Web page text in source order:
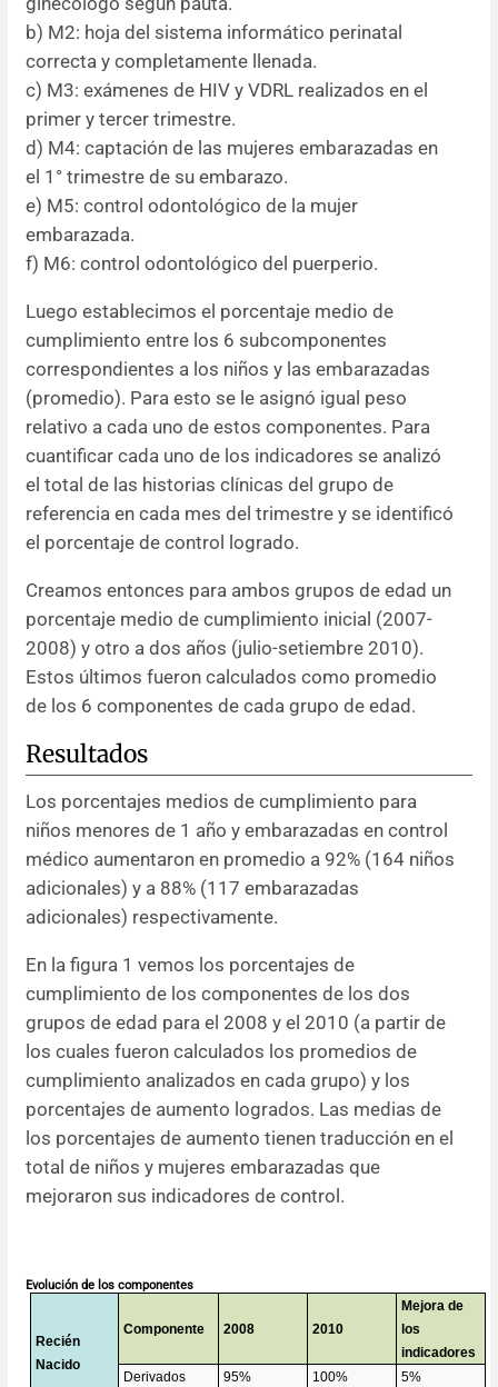
b) M2: hoja del sistema informático perinatal
correcta y completamente llenada.
c) M3: exámenes de HIV y VDRL realizados en el
primer y tercer trimestre.
d) M4: captación de las mujeres embarazadas en
el 1° trimestre de su embarazo.
e) M5: control odontológico de la mujer
embarazada.
f) M6: control odontológico del puerperio.
Luego establecimos el porcentaje medio de
cumplimiento entre los 6 subcomponentes
correspondientes a los niños y las embarazadas
(promedio). Para esto se le asignó igual peso
relativo a cada uno de estos componentes. Para
cuantificar cada uno de los indicadores se analizó
el total de las historias clínicas del grupo de
referencia en cada mes del trimestre y se identificó
el porcentaje de control logrado.
Creamos entonces para ambos grupos de edad un
porcentaje medio de cumplimiento inicial (2007-
2008) y otro a dos años (julio-setiembre 2010).
Estos últimos fueron calculados como promedio
de los 6 componentes de cada grupo de edad.
Resultados
Los porcentajes medios de cumplimiento para
niños menores de 1 año y embarazadas en control
médico aumentaron en promedio a 92% (164 niños
adicionales) y a 88% (117 embarazadas
adicionales) respectivamente.
En la figura 1 vemos los porcentajes de
cumplimiento de los componentes de los dos
grupos de edad para el 2008 y el 2010 (a partir de
los cuales fueron calculados los promedios de
cumplimiento analizados en cada grupo) y los
porcentajes de aumento logrados. Las medias de
los porcentajes de aumento tienen traducción en el
total de niños y mujeres embarazadas que
mejoraron sus indicadores de control.
Evolución de los componentes
Recién
Nacido
Componente 2008 2010
Mejora de
los
indicadores
Derivados
95% 100%
5%